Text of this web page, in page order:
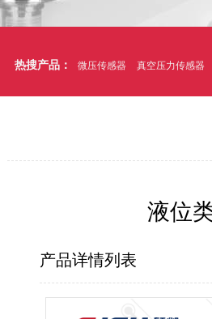
热搜产品： 微压传感器 真空压力传感器
液位
产品详情列表